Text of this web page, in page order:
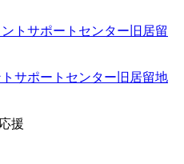
サポートセンター旧居留地
援